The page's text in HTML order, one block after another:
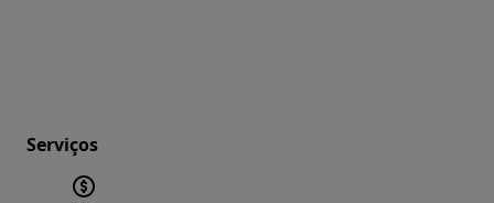
Serviços